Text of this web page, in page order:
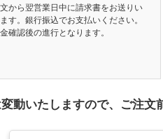
から翌営業日中に請求書をお送りい
す。銀行振込でお支払いください。
確認後の進行となります。
動いたしますので、 ご注文